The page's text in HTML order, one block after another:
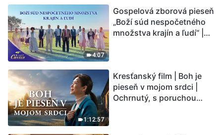
Ľudstvu sa začína
odpočítavať čas. Našli ste
spôsob, ako prežiť?
4:07
Gospelová zborová pieseň
„Boží súd nespočetného
množstva krajín a ľudí“ |
1:12:57
Kresťanský film | Boh je
pieseň v mojom srdci |
Ochrnutý, s poruchou